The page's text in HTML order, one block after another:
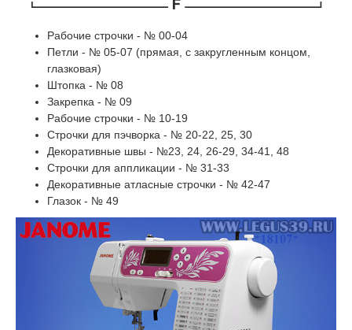
Рабочие строчки - № 00-04
Петли - № 05-07 (прямая, с закругленным концом,
глазковая)
Штопка - № 08
Закрепка - № 09
Рабочие строчки - № 10-19
Строчки для пэчворка - № 20-22, 25, 30
Декоративные швы - №23, 24, 26-29, 34-41, 48
Строчки для аппликации - № 31-33
Декоративные атласные строчки - № 42-47
Глазок - № 49